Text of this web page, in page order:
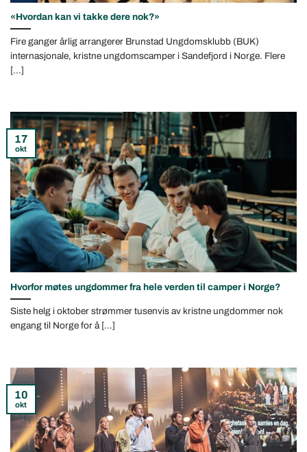
«Hvordan kan vi takke dere nok?»
Fire ganger årlig arrangerer Brunstad Ungdomsklubb (BUK)
internasjonale, kristne ungdomscamper i Sandefjord i Norge. Flere
[...]
Hvorfor møtes ungdommer fra hele verden til camper i Norge?
Siste helg i oktober strømmer tusenvis av kristne ungdommer nok
engang til Norge for å [...]
17
okt
10
okt